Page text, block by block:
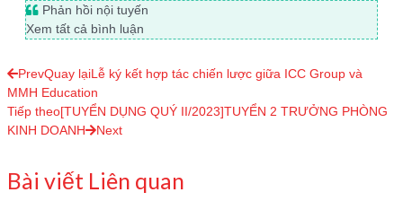
Phản hồi nội tuyến
Xem tất cả bình luận
PrevQuay lại Lễ ký kết hợp tác chiến lược giữa ICC Group và
MMH Education
Tiếp theo[TUYỂN DỤNG QUÝ II/2023]TUYỂN 2 TRƯỞNG PHÒNG
KINH DOANH
Next
Bài viết Liên quan